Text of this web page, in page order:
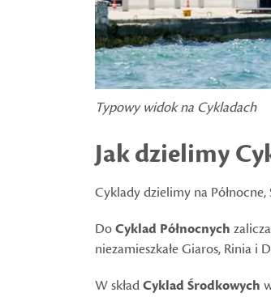
Typowy widok na Cykladach
Jak dzielimy
Cyklady dzielimy na
DoCyklad Północnych
niezamieszkałe Giaros, Rinia i
W składCyklad Środkowych